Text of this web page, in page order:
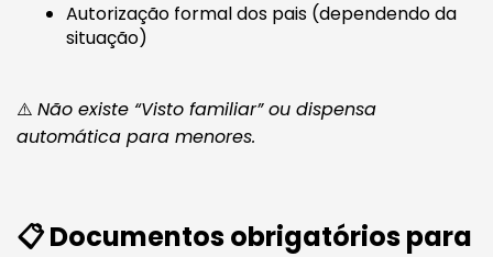
Autorização formal dos pais (dependendo da
situação)
⚠️ Não existe “Visto familiar” ou dispensa
automática para menores.
📋 Documentos obrigatórios para